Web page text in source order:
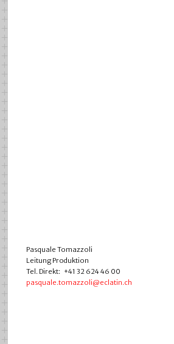
Pasquale Tomazzoli
Leitung Produktion
Tel. Direkt: +41 32 624 46 00
pasquale.tomazzoli@eclatin.ch